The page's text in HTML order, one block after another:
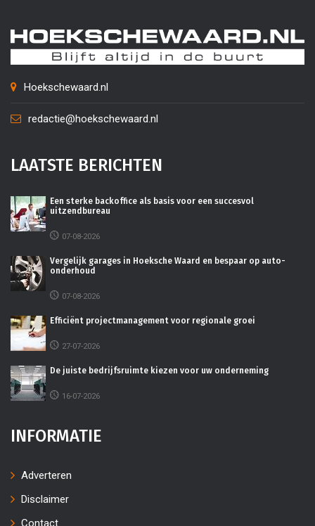
Hoekschewaard.nl
redactie@hoekschewaard.nl
LAATSTE BERICHTEN
Een sterke backoffice als basis voor een succesvol
uitzendbureau
07-08-2026
Vergelijk garages in Hoeksche Waard en bespaar op auto-
onderhoud
07-08-2026
Efficiënt projectmanagement voor regionale groei
27-07-2026
De juiste bedrijfsruimte kiezen voor uw onderneming
16-07-2026
INFORMATIE
Adverteren
Disclaimer
Contact